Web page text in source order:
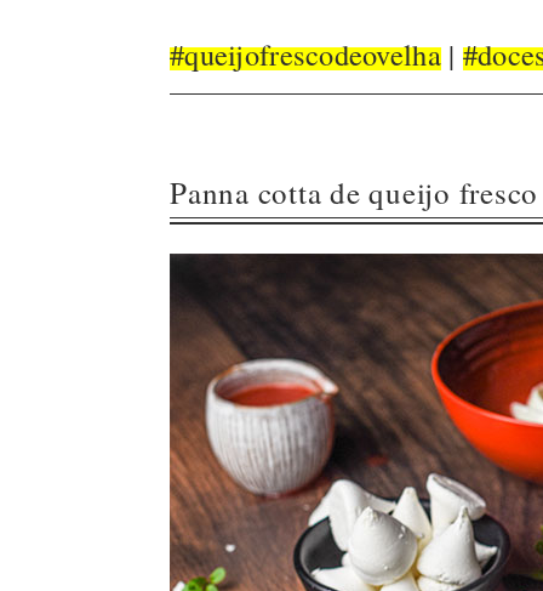
#queijofrescodeovelha|
Panna cotta de queijo